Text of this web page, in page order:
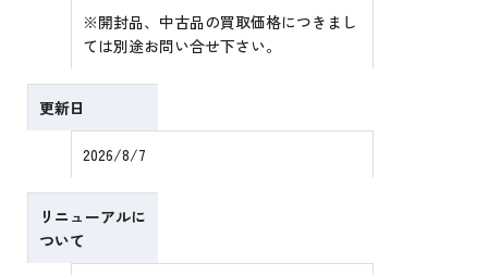
※開封品、中古品の買取価格につきまし
ては別途お問い合せ下さい。
更新日
2026/8/7
リニューアルに
ついて